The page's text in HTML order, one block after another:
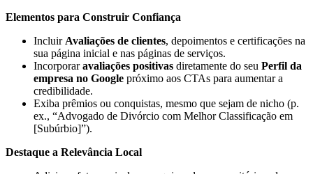
Elementos para Construir Confiança
Incluir Avaliações de clientes, depoimentos e certificações na
sua página inicial e nas páginas de serviços.
Incorporaravaliações positivas diretamente do seu Perfil da
empresa no Google próximo aos CTAs para aumentar a
credibilidade.
Exiba prêmios ou conquistas, mesmo que sejam de nicho (p.
ex., “Advogado de Divórcio com Melhor Classificação em
[Subúrbio]”).
Destaque a Relevância Local